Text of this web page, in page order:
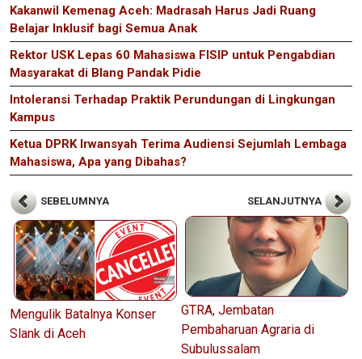
Kakanwil Kemenag Aceh: Madrasah Harus Jadi Ruang
Belajar Inklusif bagi Semua Anak
Rektor USK Lepas 60 Mahasiswa FISIP untuk Pengabdian
Masyarakat di Blang Pandak Pidie
Intoleransi Terhadap Praktik Perundungan di Lingkungan
Kampus
Ketua DPRK Irwansyah Terima Audiensi Sejumlah Lembaga
Mahasiswa, Apa yang Dibahas?
SEBELUMNYA
Mengulik Batalnya Konser
Slank di Aceh
SELANJUTNYA
GTRA, Jembatan
Pembaharuan Agraria di
Subulussalam